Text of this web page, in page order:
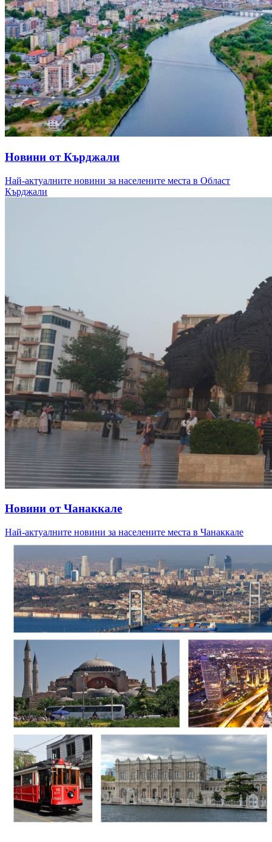
Новини от Кърджали
Най-актуалните новини за населените места в Област
Кърджали
Новини от Чанаккале
Най-актуалните новини за населените места в Чанаккале